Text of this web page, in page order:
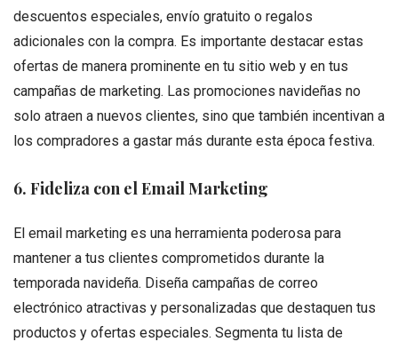
descuentos especiales, envío gratuito o regalos
adicionales con la compra. Es importante destacar estas
ofertas de manera prominente en tu sitio web y en tus
campañas de marketing. Las promociones navideñas no
solo atraen a nuevos clientes, sino que también incentivan a
los compradores a gastar más durante esta época festiva.
6. Fideliza con el Email Marketing
El email marketing es una herramienta poderosa para
mantener a tus clientes comprometidos durante la
temporada navideña. Diseña campañas de correo
electrónico atractivas y personalizadas que destaquen tus
productos y ofertas especiales. Segmenta tu lista de